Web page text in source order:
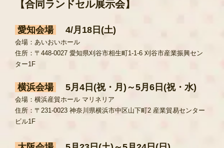
【合同ランドセル展示会】
愛知会場 4/月18日(土)
会場：あいおいホール
住所：〒448-0027 愛知県刈谷市相生町1-1-6 刈谷市産業振興セン
ター1F
横浜会場 5月4日(祝・月)～5月6日(祝・水)
会場：横浜産貿ホール マリネリア
住所：〒231-0023 神奈川県横浜市中区山下町2 産業貿易センター
ビル1F